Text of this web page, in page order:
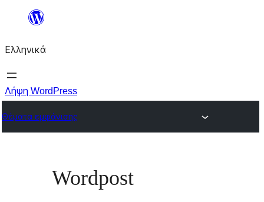
Μετάβαση
περιεχόμενο
Ελληνικά
Λήψη WordPress
Θέματα εμφάνισης
Wordpost